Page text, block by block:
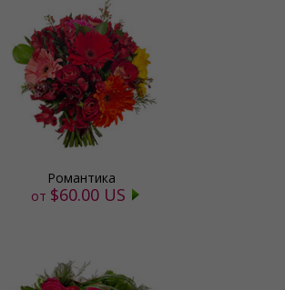
Романтика
от $60.00 US